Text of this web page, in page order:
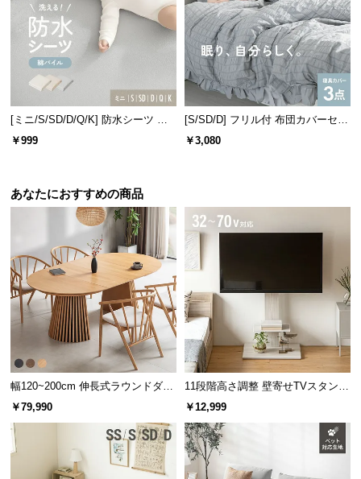
[ミニ/S/SD/D/Q/K] 防水シーツ コ
ットンパイル
￥999
[S/SD/D] フリル付 布団カバーセッ
ト シアサッカータイプ
￥3,080
あなたにおすすめの商品
幅120~200cm 伸長式ラウンドダイ
ニングテーブル 6人掛け 天然木突
板 美しい格子デザイン
￥79,990
11段階高さ調整 壁寄せTVスタンド
キャスター付き 上下左右角度調節
￥12,999